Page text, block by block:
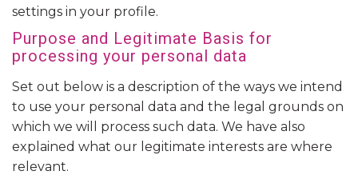
settings in your profile.
Purpose and Legitimate Basis for
processing your personal data
Set out below is a description of the ways we intend
to use your personal data and the legal grounds on
which we will process such data. We have also
explained what our legitimate interests are where
relevant.